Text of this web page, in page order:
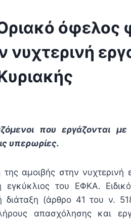
όφελος
νυχτερινή
που εργάζονται
υπερωρίες.
αμοιβής στην νυχτερινή
εγκύκλιος του ΕΦΚΑ.
(άρθρο 41 του ν.
απασχόλησης και